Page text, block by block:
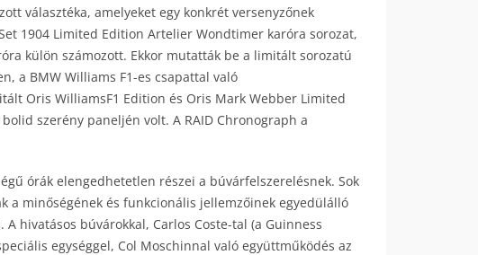
választéka, amelyeket egy konkrét versenyzőnek
1904 Limited Edition Artelier Wondtimer karóra sorozat,
külön számozott. Ekkor mutatták be a limitált sorozatú
a BMW Williams F1-es csapattal való
Oris WilliamsF1 Edition és Oris Mark Webber Limited
szerény paneljén volt. A RAID Chronograph a
órák elengedhetetlen részei a búvárfelszerelésnek. Sok
a minőségének és funkcionális jellemzőinek egyedülálló
hivatásos búvárokkal, Carlos Coste-tal (a Guinness
egységgel, Col Moschinnal való együttműködés az